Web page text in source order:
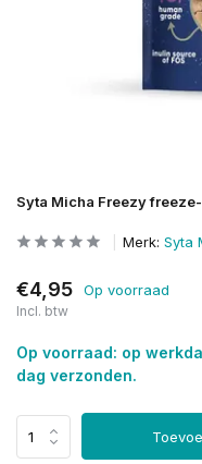
Syta Micha Freezy
Merk: Syta
€4,95 Op voorraad
Incl. btw
Op voorraad: op
dag verzonden.